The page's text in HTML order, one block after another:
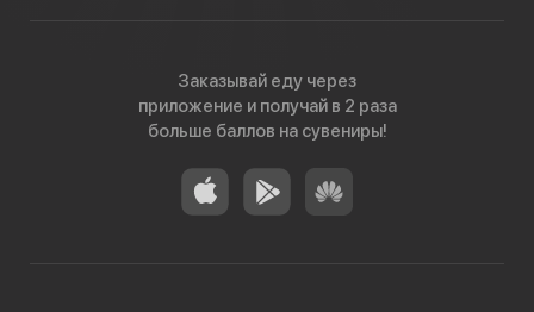
Заказывай еду через
приложение и получай в 2 раза
больше баллов на сувениры!